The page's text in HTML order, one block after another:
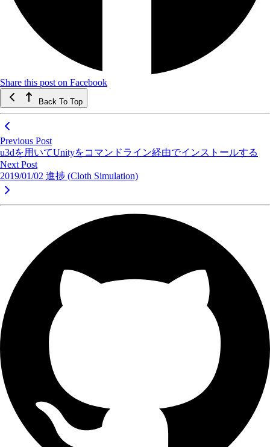
Share this post on Facebook
Back To Top
Previous Post
u3dを用いてUnityをコマンドライン経由でインストールする
Next Post
2019/01/02 進捗 (Cloth Simulation)